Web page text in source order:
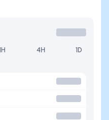
4H 1D